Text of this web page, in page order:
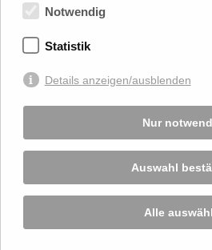
genutzt und nicht an Dritte weitergegeben. Die
Notwendig
Statistik
Details anzeigen/ausblenden
Nur
Auswahl
Alle